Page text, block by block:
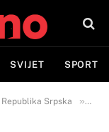
SVIJET SPORT
Republika Srpska »